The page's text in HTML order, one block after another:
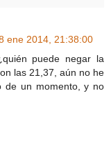
ene 2014, 21:38:00
puede negar la
las 21,37, aún no he
de un momento, y no